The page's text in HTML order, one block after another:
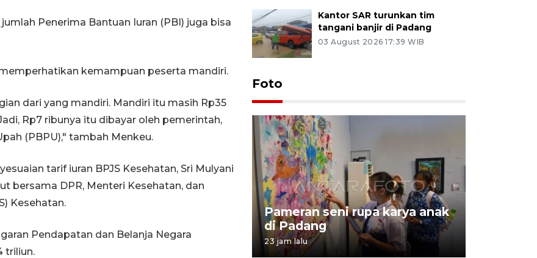
Penerima Bantuan Iuran (PBI) juga bisa
kemampuan peserta mandiri.
dari yang mandiri. Mandiri itu masih Rp35
Rp7 ribunya itu dibayar oleh pemerintah,
(PBPU)," tambah Menkeu.
tarif iuran BPJS Kesehatan, Sri Mulyani
bersama DPR, Menteri Kesehatan, dan
Kesehatan.
Pendapatan dan Belanja Negara
triliun.
Kantor SAR turunkan tim
tangani banjir di Padang
03 August 2026 17:39 WIB
Foto
Penyelesaian pembentukan
05 August 2026 10:33 WIB
Pameran seni rupa karya anak
di Padang
23 jam lalu